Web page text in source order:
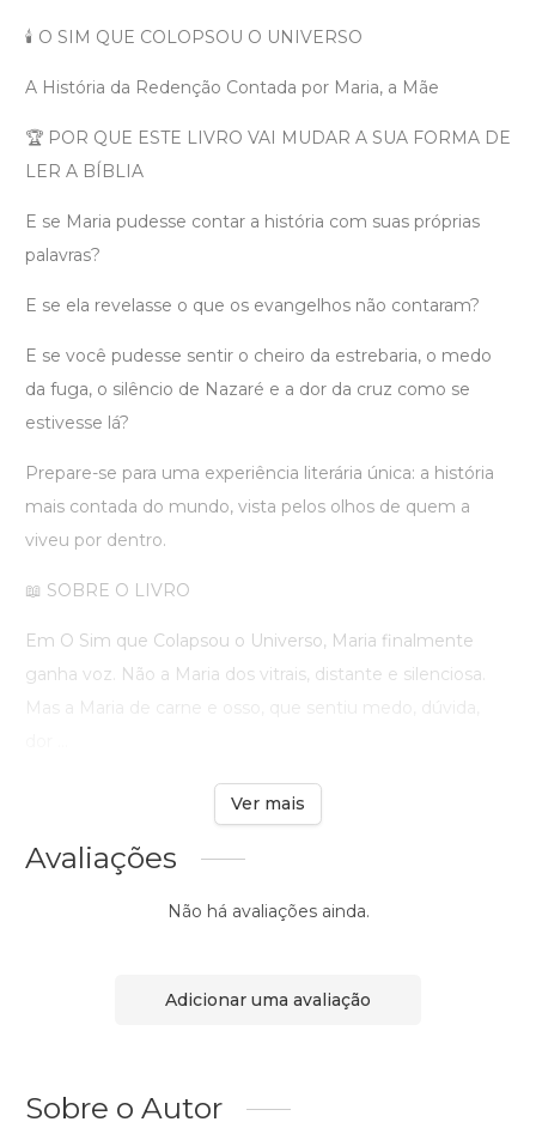
🕯️ O SIM QUE COLOPSOU O UNIVERSO
A História da Redenção Contada por Maria, a Mãe
🏆 POR QUE ESTE LIVRO VAI MUDAR A SUA FORMA DE
LER A BÍBLIA
E se Maria pudesse contar a história com suas próprias
palavras?
E se ela revelasse o que os evangelhos não contaram?
E se você pudesse sentir o cheiro da estrebaria, o medo
da fuga, o silêncio de Nazaré e a dor da cruz como se
estivesse lá?
Prepare-se para uma experiência literária única: a história
mais contada do mundo, vista pelos olhos de quem a
viveu por dentro.
📖 SOBRE O LIVRO
Em O Sim que Colapsou o Universo, Maria finalmente
ganha voz. Não a Maria dos vitrais, distante e silenciosa.
Mas a Maria de carne e osso, que sentiu medo, dúvida,
Ver mais
Avaliações
Não há avaliações ainda.
Adicionar uma avaliação
Sobre o Autor